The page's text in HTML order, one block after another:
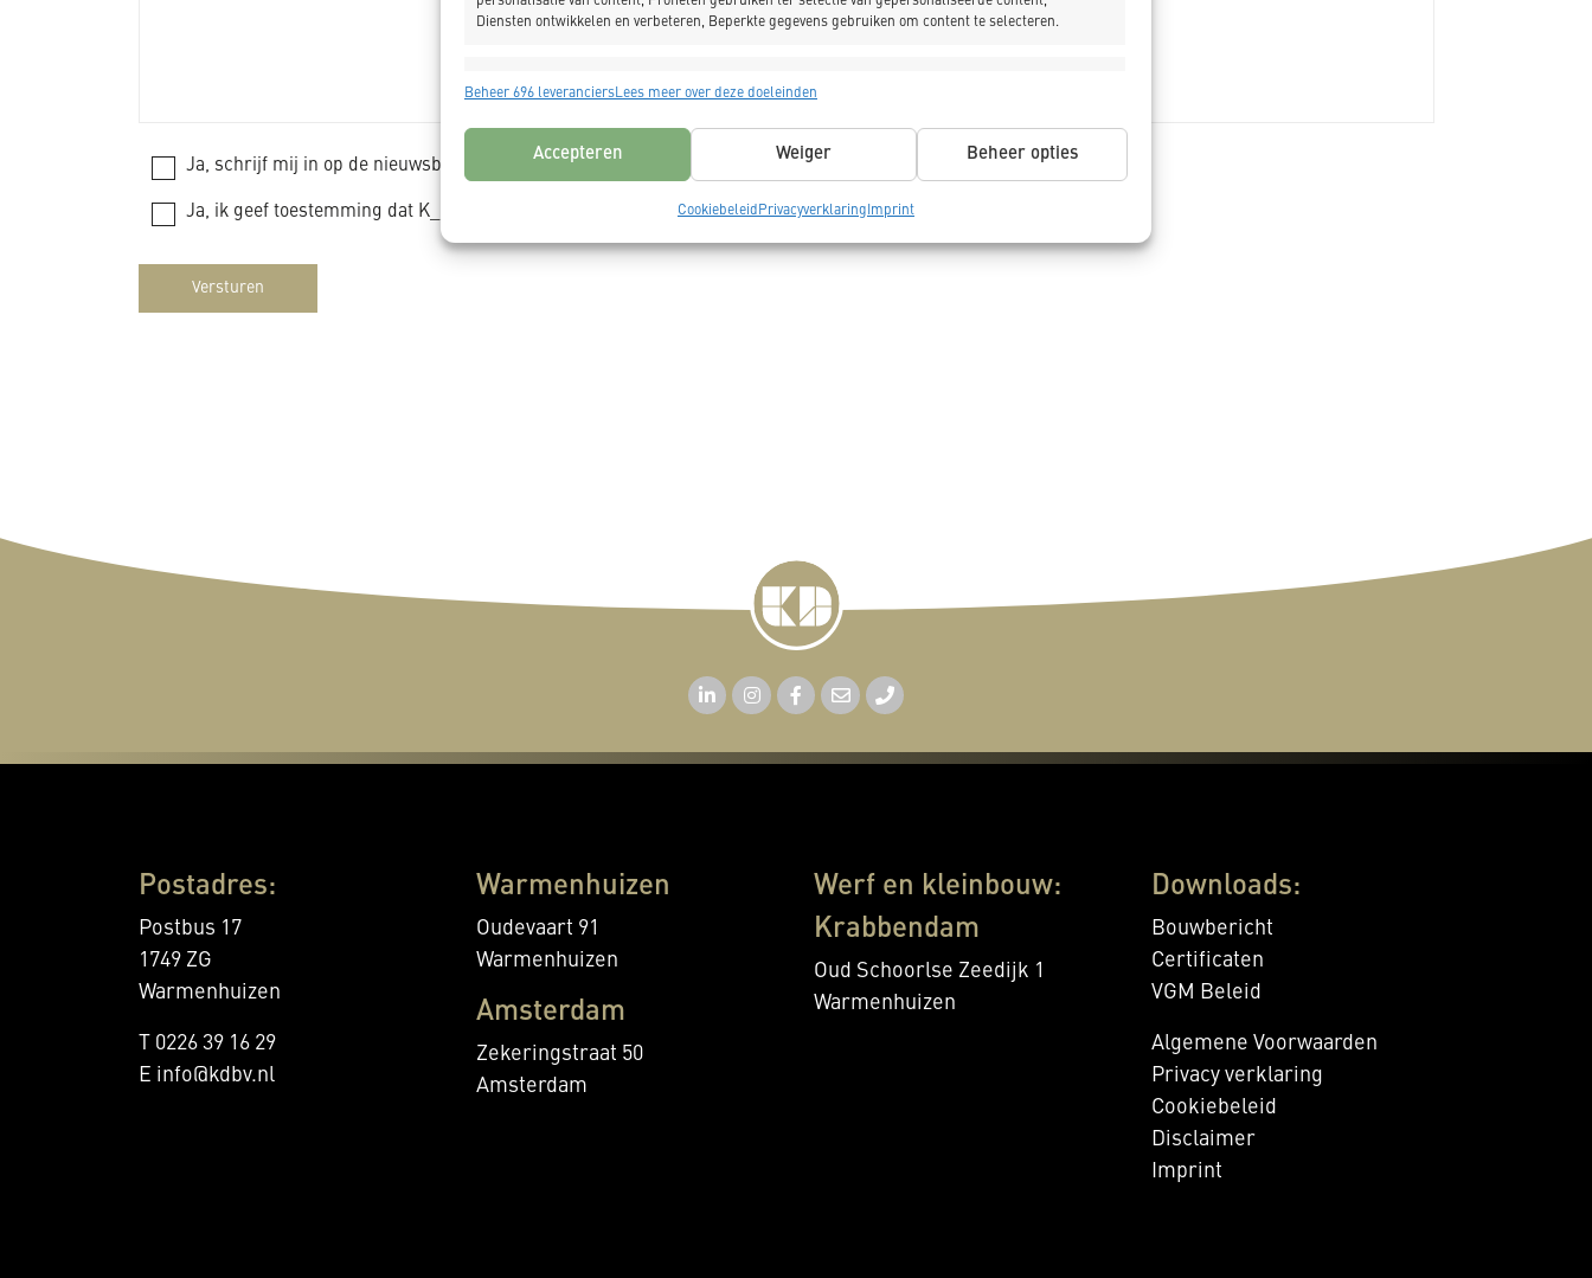
Diensten ontwikkelen en verbeteren, Beperkte gegevens gebruiken om content te selecteren.
Verschillende apparaten linken, Apparaten identificeren op basis van automatisch
verzonden informatie.
Zorg dragen voor beveiliging, fraude voorkomen en detecteren en
fouten opsporen, Advertenties en content leveren en tonen,
Altijd actief
Beheer 696 leveranciersLees meer over deze doeleinden
Accepteren Weiger Beheer opties
Cookiebeleid Privacyverklaring Imprint
Ja, schrijf mij in op de nieuwsbrief van K_DEKKER.
Ja, ik geef toestemming dat K_DEKKER mijn gegevens opslaat en verwerkt.
Versturen
Postadres:
Postbus 17
1749 ZG
Warmenhuizen
T 0226 39 16 29
E info@kdbv.nl
Warmenhuizen
Oudevaart 91
Warmenhuizen
Amsterdam
Zekeringstraat 50
Amsterdam
Werf en kleinbouw:
Krabbendam
Oud Schoorlse Zeedijk 1
Warmenhuizen
Downloads:
Bouwbericht
Certificaten
VGM Beleid
Algemene Voorwaarden
Privacy verklaring
Cookiebeleid
Disclaimer
Imprint